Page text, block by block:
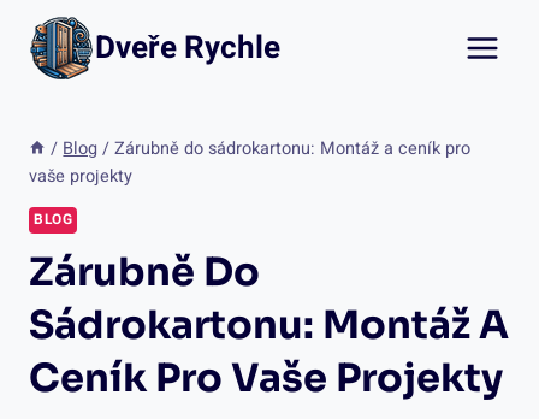
Přeskočit
obsah
Dveře Rychle
/ Blog / Zárubně do sádrokartonu: Montáž a ceník pro
vaše projekty
BLOG
Zárubně Do
Sádrokartonu: Montáž A
Ceník Pro Vaše Projekty